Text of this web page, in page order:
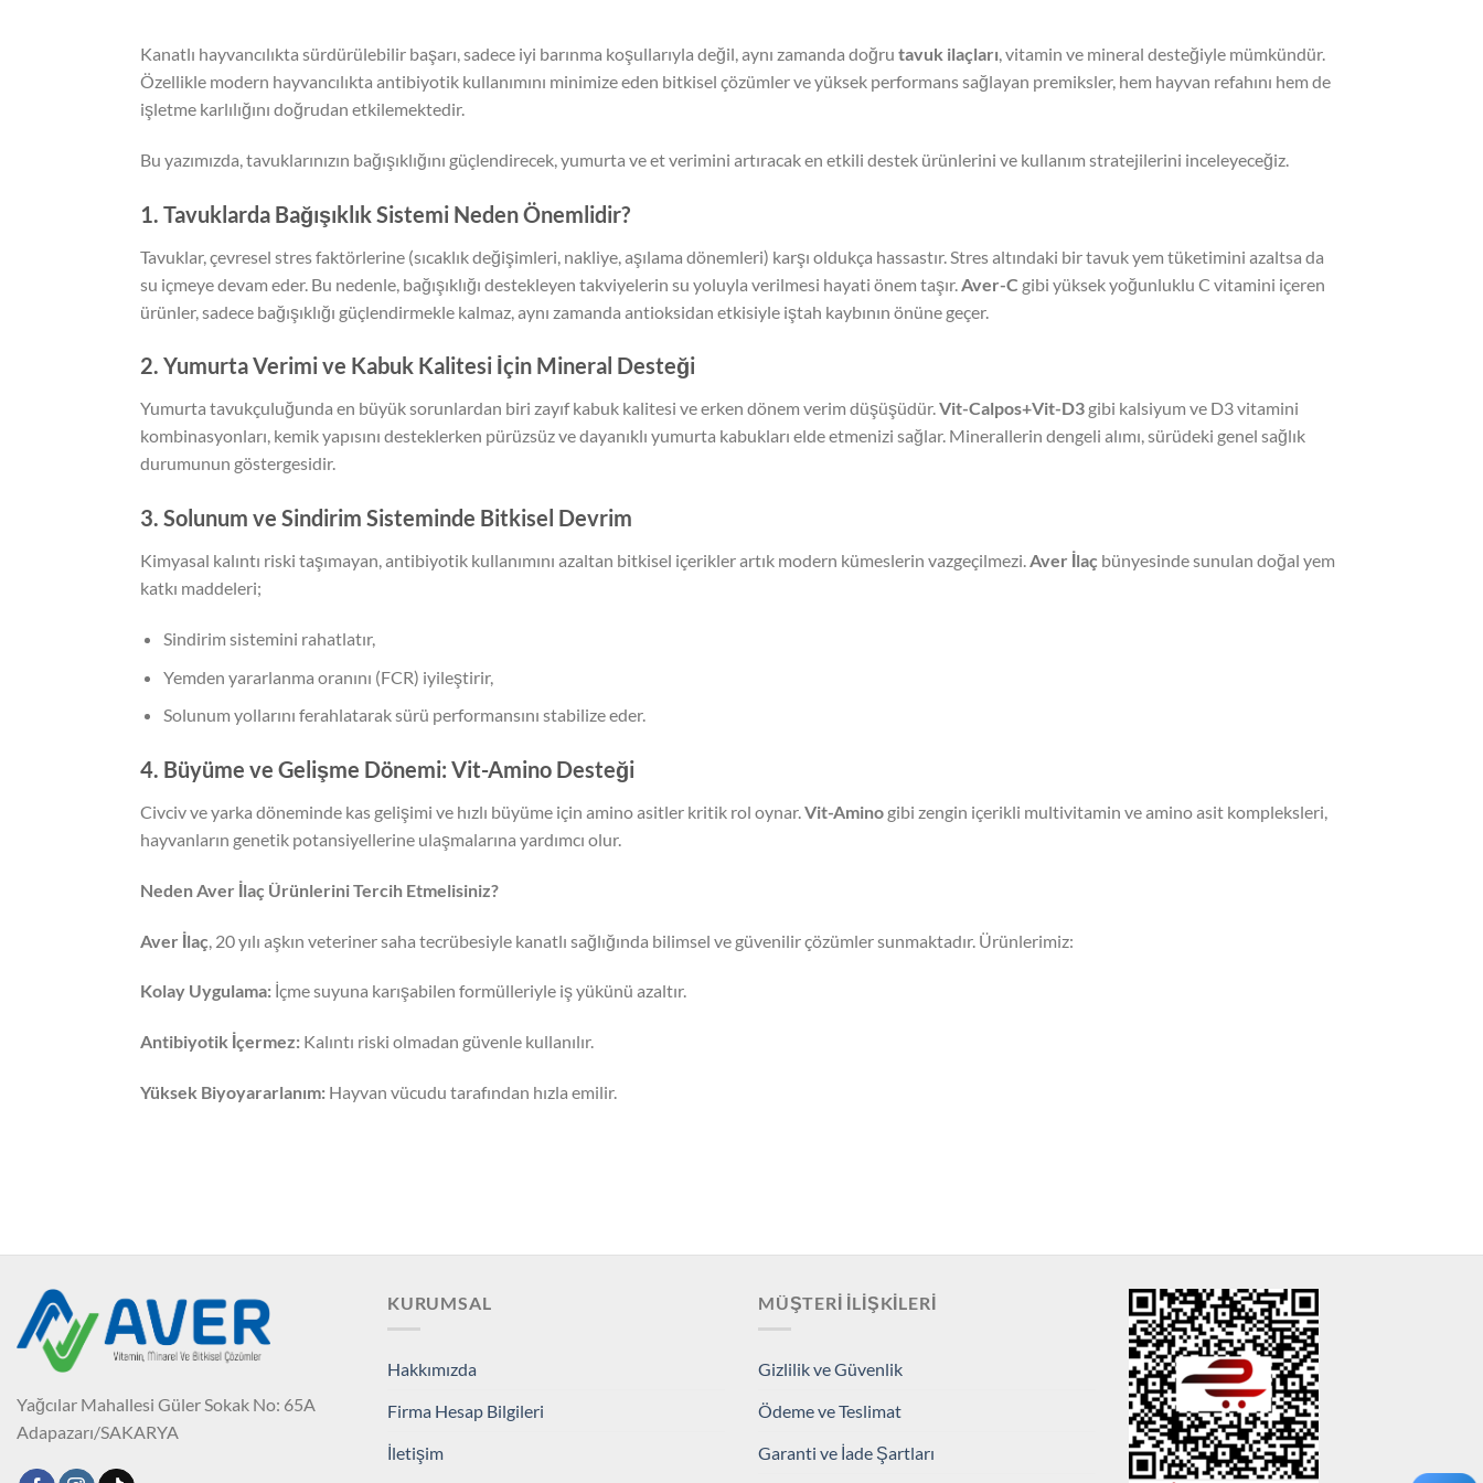
Kanatlı hayvancılıkta sürdürülebilir başarı, sadece iyi barınma koşullarıyla değil, aynı zamanda doğru tavuk ilaçları, vitamin ve mineral desteğiyle mümkündür.
Özellikle modern hayvancılıkta antibiyotik kullanımını minimize eden bitkisel çözümler ve yüksek performans sağlayan premiksler, hem hayvan refahını hem de
işletme karlılığını doğrudan etkilemektedir.
Bu yazımızda, tavuklarınızın bağışıklığını güçlendirecek, yumurta ve et verimini artıracak en etkili destek ürünlerini ve kullanım stratejilerini inceleyeceğiz.
1. Tavuklarda Bağışıklık Sistemi Neden Önemlidir?
Tavuklar, çevresel stres faktörlerine (sıcaklık değişimleri, nakliye, aşılama dönemleri) karşı oldukça hassastır. Stres altındaki bir tavuk yem tüketimini azaltsa da
su içmeye devam eder. Bu nedenle, bağışıklığı destekleyen takviyelerin su yoluyla verilmesi hayati önem taşır. Aver-C gibi yüksek yoğunluklu C vitamini içeren
ürünler, sadece bağışıklığı güçlendirmekle kalmaz, aynı zamanda antioksidan etkisiyle iştah kaybının önüne geçer.
2. Yumurta Verimi ve Kabuk Kalitesi İçin Mineral Desteği
Yumurta tavukçuluğunda en büyük sorunlardan biri zayıf kabuk kalitesi ve erken dönem verim düşüşüdür.Vit-Calpos+Vit-D3 gibi kalsiyum ve D3 vitamini
kombinasyonları, kemik yapısını desteklerken pürüzsüz ve dayanıklı yumurta kabukları elde etmenizi sağlar. Minerallerin dengeli alımı, sürüdeki genel sağlık
durumunun göstergesidir.
3. Solunum ve Sindirim Sisteminde Bitkisel Devrim
Kimyasal kalıntı riski taşımayan, antibiyotik kullanımını azaltan bitkisel içerikler artık modern kümeslerin vazgeçilmezi.Aver İlaç bünyesinde sunulan doğal yem
katkı maddeleri;
Sindirim sistemini rahatlatır,
Yemden yararlanma oranını (FCR) iyileştirir,
Solunum yollarını ferahlatarak sürü performansını stabilize eder.
4. Büyüme ve Gelişme Dönemi: Vit-Amino Desteği
Civciv ve yarka döneminde kas gelişimi ve hızlı büyüme için amino asitler kritik rol oynar.Vit-Amino gibi zengin içerikli multivitamin ve amino asit kompleksleri,
hayvanların genetik potansiyellerine ulaşmalarına yardımcı olur.
Neden Aver İlaç Ürünlerini Tercih Etmelisiniz?
Aver İlaç , 20 yılı aşkın veteriner saha tecrübesiyle kanatlı sağlığında bilimsel ve güvenilir çözümler sunmaktadır. Ürünlerimiz:
Kolay Uygulama: İçme suyuna karışabilen formülleriyle iş yükünü azaltır.
Antibiyotik İçermez: Kalıntı riski olmadan güvenle kullanılır.
Yüksek Biyoyararlanım: Hayvan vücudu tarafından hızla emilir.
Yağcılar Mahallesi Güler Sokak No: 65A
Adapazarı/SAKARYA
KURUMSAL
Hakkımızda
Firma Hesap Bilgileri
İletişim
MÜŞTERI İLIŞKILERI
Gizlilik ve Güvenlik
Ödeme ve Teslimat
Garanti ve İade Şartları